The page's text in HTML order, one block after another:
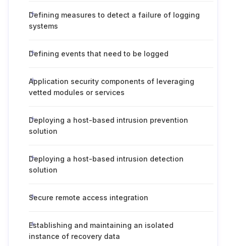
Defining measures to detect a failure of logging
systems
Defining events that need to be logged
Application security components of leveraging
vetted modules or services
Deploying a host-based intrusion prevention
solution
Deploying a host-based intrusion detection
solution
Secure remote access integration
Establishing and maintaining an isolated
instance of recovery data